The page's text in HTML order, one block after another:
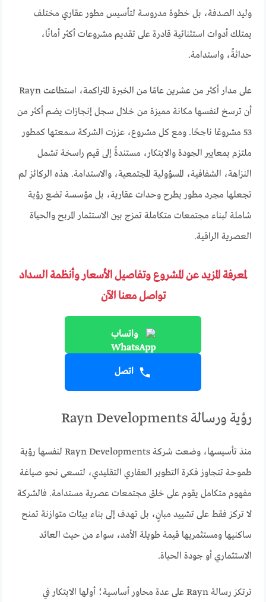
وليد الصدفة، بل خطوة مدروسة لتأسيس مطور عقاري مختلف
يمتلك أدوات استثنائية قادرة على تقديم مشروعات أكثر أمانًا،
حداثةً، واستدامة.
على مدار أكثر من عشرين عامًا من الخبرة المتراكمة، استطاعت Rayn
أن ترسخ لنفسها مكانة مميزة من خلال سجل إنجازات يضم أكثر من
53 مشروعًا ناجحًا. ومع كل مشروع، عززت الشركة سمعتها كمطور
ملتزم بمعايير الجودة والابتكار، مستندةً إلى قيم راسخة تشمل
النزاهة، الشفافية، المسؤولية المجتمعية، والاستدامة. هذه الركائز لم
تجعلها مجرد مطور يطرح وحدات عقارية، بل مؤسسة تضع رؤية
شاملة لبناء مجتمعات متكاملة تمزج بين الاستثمار المربح والحياة
العصرية الراقية.
لمعرفة المزيد عن المشروع وتفاصيل الأسعار وأنظمة السداد
تواصل معنا الآن
واتساب
اتصل
رؤية ورسالة Rayn Developments
منذ تأسيسها، وضعت شركة Rayn Developments لنفسها رؤية
طموحة تتجاوز فكرة التطوير العقاري التقليدي، لتسعى نحو صياغة
مفهوم متكامل يقوم على خلق مجتمعات عصرية مستدامة. فالشركة
لا تركز فقط على تشييد مبانٍ، بل تهدف إلى بناء بيئات متوازنة تمنح
ساكنيها ومستثمريها قيمة طويلة الأمد، سواء من حيث العائد
الاستثماري أو جودة الحياة.
ترتكز رسالة Rayn على عدة محاور أساسية؛ أولها الابتكار في